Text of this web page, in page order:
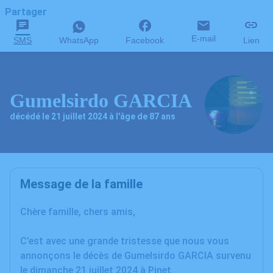
Partager
SMS WhatsApp Facebook E-mail Lien
Gumelsirdo GARCIA
décédé le 21 juillet 2024 à l'âge de 87 ans
Message de la famille
Chère famille, chers amis,
C’est avec une grande tristesse que nous vous
annonçons le décès de Gumelsirdo GARCIA survenu
le dimanche 21 juillet 2024 à Pinet.